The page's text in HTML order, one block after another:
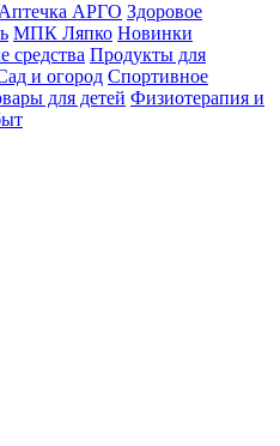
Аптечка АРГО Здоровое
МПК Ляпко Новинки
средства Продукты для
и огород Спортивное
для детей Физиотерапия и